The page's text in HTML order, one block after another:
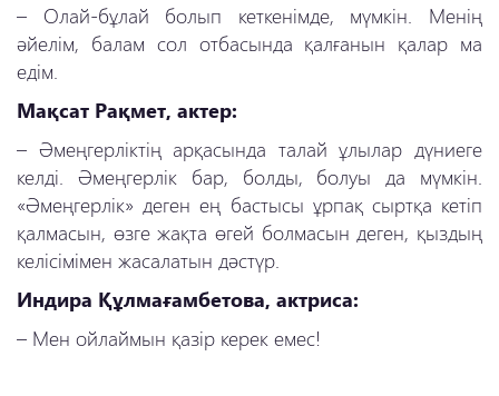
–
Олай-бұлай болып кеткенімде, мүмкін. Менің
әйелім, балам сол отбасында қалғанын қалар ма
едім.
Мақсат Рақмет, актер:
– Әмеңгерліктің арқасында талай ұлылар дүниеге
келді. Әмеңгерлік бар, болды, болуы да мүмкін.
«Әмеңгерлік» деген ең бастысы ұрпақ сыртқа кетіп
қалмасын, өзге жақта өгей болмасын деген, қыздың
келісімімен жасалатын дәстүр.
Индира Құлмағамбетова, актриса:
– Мен ойлаймын қазір керек емес!